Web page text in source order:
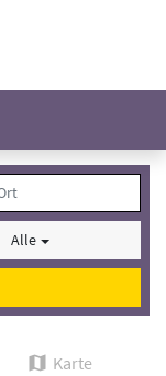
Alle
Karte